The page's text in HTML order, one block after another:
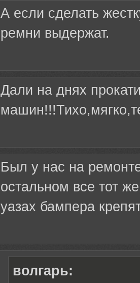
А если сделать
ремни выдержат.
Дали на днях
Был у нас на
остальном все тот
уазах бампера
волгарь: